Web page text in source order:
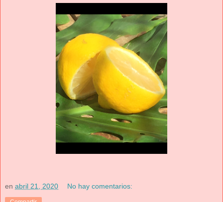
en abril 21, 2020 No hay comentarios: